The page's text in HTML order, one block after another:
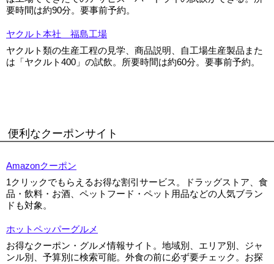
要時間は約90分。要事前予約。
ヤクルト本社 福島工場
ヤクルト類の生産工程の見学、商品説明、自工場生産製品また
は「ヤクルト400」の試飲。所要時間は約60分。要事前予約。
便利なクーポンサイト
Amazonクーポン
1クリックでもらえるお得な割引サービス。ドラッグストア、食
品・飲料・お酒、ペットフード・ペット用品などの人気ブラン
ドも対象。
ホットペッパーグルメ
お得なクーポン・グルメ情報サイト。地域別、エリア別、ジャ
ンル別、予算別に検索可能。外食の前に必ず要チェック。お探